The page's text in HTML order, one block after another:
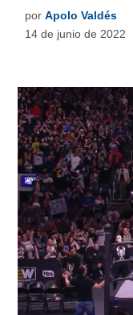
por Apolo Valdés
14 de junio de 2022